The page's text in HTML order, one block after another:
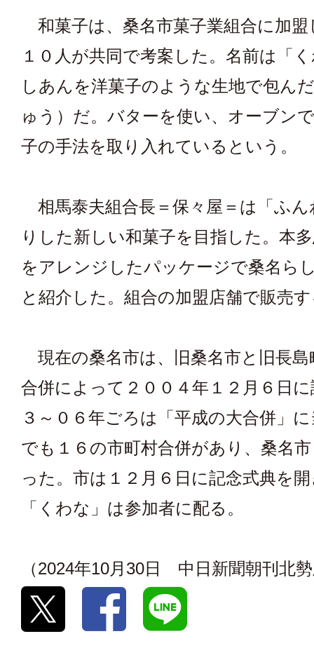
和菓子は、桑名市菓子業組合に加盟
１０人が共同で考案した。名前は「
しあんを洋菓子のような生地で包ん
ゅう）だ。バターを使い、オーブン
子の手法を取り入れているという。
相馬泰夫組合長＝保々屋＝は「ふ
りした新しい和菓子を目指した。本
をアレンジしたパッケージで桑名ら
と紹介した。組合の加盟店舗で販売
現在の桑名市は、旧桑名市と旧長島
合併によって２００４年１２月６日
３～０６年ごろは「平成の大合併」
でも１６の市町村合併があり、桑名
った。市は１２月６日に記念式典を
「くわな」は参加者に配る。
（2024年10月30日 中日新聞朝刊北